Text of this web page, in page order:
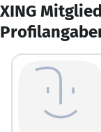
XING